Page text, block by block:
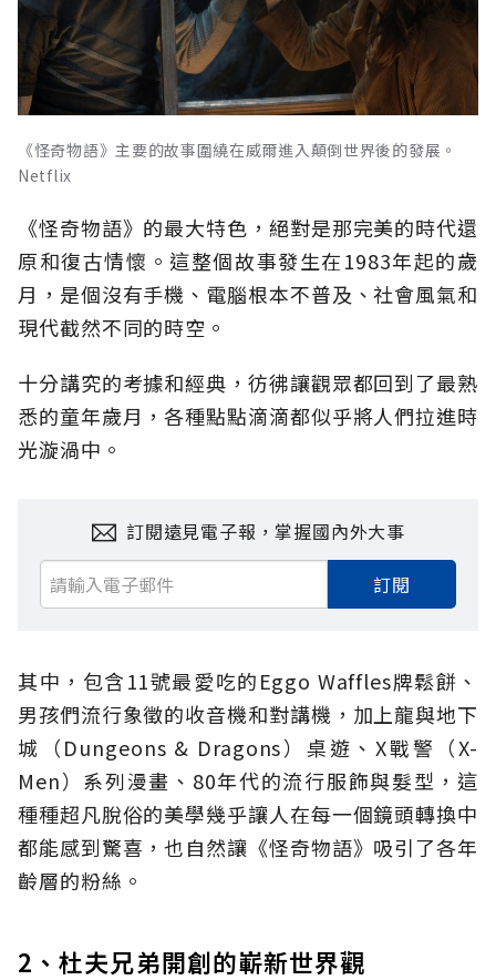
《怪奇物語》主要的故事圍繞在威爾進入顛倒世界後的發展。
Netflix
《怪奇物語》的最大特色，絕對是那完美的時代還
原和復古情懷。這整個故事發生在1983年起的歲
月，是個沒有手機、電腦根本不普及、社會風氣和
現代截然不同的時空。
十分講究的考據和經典，彷彿讓觀眾都回到了最熟
悉的童年歲月，各種點點滴滴都似乎將人們拉進時
光漩渦中。
訂閱遠見電子報，掌握國內外大事
訂閱
其中，包含11號最愛吃的Eggo Waffles牌鬆餅、
男孩們流行象徵的收音機和對講機，加上龍與地下
城（Dungeons & Dragons）桌遊、X戰警（X-
Men）系列漫畫、80年代的流行服飾與髮型，這
種種超凡脫俗的美學幾乎讓人在每一個鏡頭轉換中
都能感到驚喜，也自然讓《怪奇物語》吸引了各年
齡層的粉絲。
2、杜夫兄弟開創的嶄新世界觀